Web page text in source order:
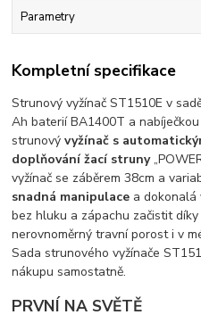
Parametry
Kompletní specifikace
Strunový vyžínač ST1510E v
Ah baterií BA1400T a
strunovývyžínač s
doplňování žací struny
vyžínač se záběrem 38cm a
snadná manipulace a dokonalá
bez hluku a zápachu začistit
nerovnoměrný travní porost i v
Sada strunového vyžínače
nákupu samostatně.
PRVNÍ NA SVĚTĚ